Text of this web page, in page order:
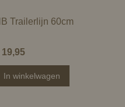
Trailerlijn 60cm
19,95
In winkelwagen